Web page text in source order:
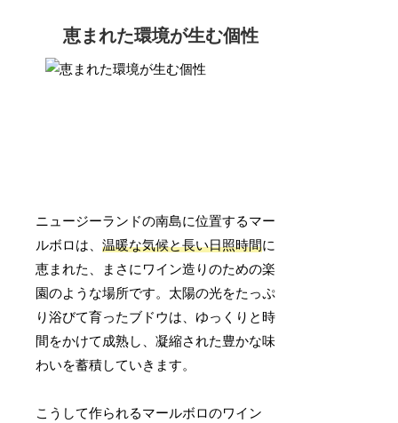
恵まれた環境が生む個性
ニュージーランドの南島に位置するマー
ルボロは、温暖な気候と長い日照時間に
恵まれた、まさにワイン造りのための楽
園のような場所です。太陽の光をたっぷ
り浴びて育ったブドウは、ゆっくりと時
間をかけて成熟し、凝縮された豊かな味
わいを蓄積していきます。
こうして作られるマールボロのワイン